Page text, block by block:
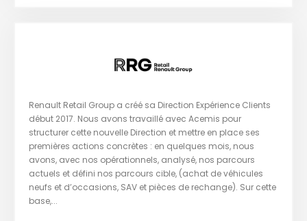
Renault Retail Group a créé sa Direction Expérience Clients
début 2017. Nous avons travaillé avec Acemis pour
structurer cette nouvelle Direction et mettre en place ses
premières actions concrètes : en quelques mois, nous
avons, avec nos opérationnels, analysé, nos parcours
actuels et défini nos parcours cible, (achat de véhicules
neufs et d’occasions, SAV et pièces de rechange). Sur cette
base,...